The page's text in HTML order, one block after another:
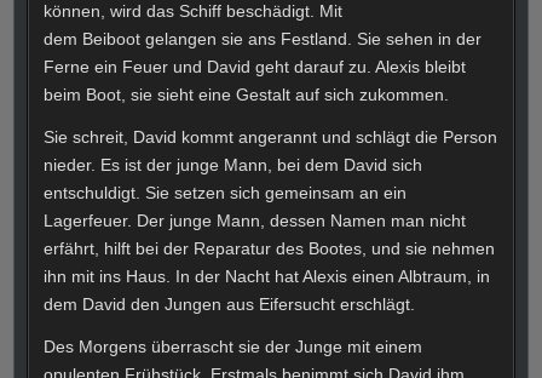
können, wird das Schiff beschädigt. Mit
dem Beiboot gelangen sie ans Festland. Sie sehen in der
Ferne ein Feuer und David geht darauf zu. Alexis bleibt
beim Boot, sie sieht eine Gestalt auf sich zukommen.
Sie schreit, David kommt angerannt und schlägt die Person
nieder. Es ist der junge Mann, bei dem David sich
entschuldigt. Sie setzen sich gemeinsam an ein
Lagerfeuer. Der junge Mann, dessen Namen man nicht
erfährt, hilft bei der Reparatur des Bootes, und sie nehmen
ihn mit ins Haus. In der Nacht hat Alexis einen Albtraum, in
dem David den Jungen aus Eifersucht erschlägt.
Des Morgens überrascht sie der Junge mit einem